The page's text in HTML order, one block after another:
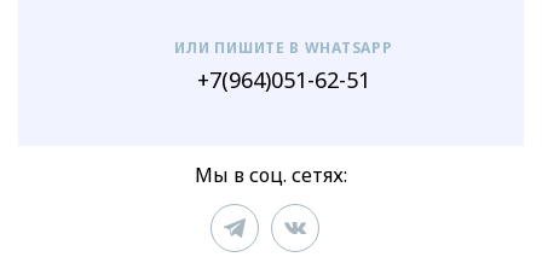
ИЛИ ПИШИТЕ В WHATSAPP
+7(964)051-62-51
Мы в соц. сетях: